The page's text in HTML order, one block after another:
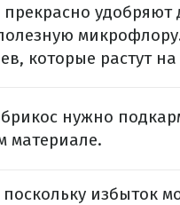
которые растут
нужно
материале.
избыток